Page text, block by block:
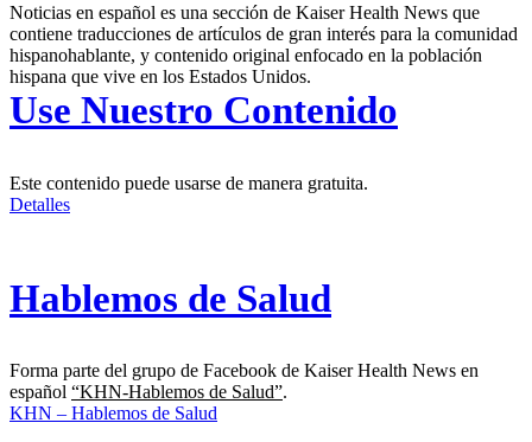
Noticias en español es una sección de Kaiser Health News que
contiene traducciones de artículos de gran interés para la comunidad
hispanohablante, y contenido original enfocado en la población
hispana que vive en los Estados Unidos.
Use Nuestro Contenido
Este contenido puede usarse de manera gratuita.
Detalles
Hablemos de Salud
Forma parte del grupo de Facebook de Kaiser Health News en
español “KHN-Hablemos de Salud”.
KHN – Hablemos de Salud